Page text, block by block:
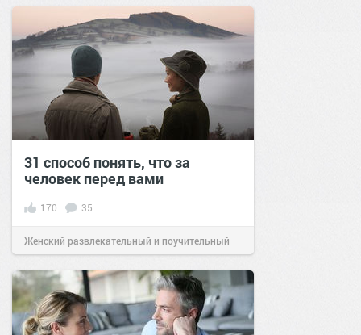
сайт.12:0505 май 2020
31 способ понять, что за
человек перед вами
170 35
Женский развлекательный и поучительный
сайт.22:2612 фев 2021